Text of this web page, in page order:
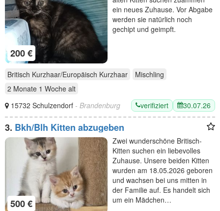
200 €
ein neues Zuhause. Vor Abgabe
werden sie natürlich noch
gechipt und geimpft.
Britisch Kurzhaar/Europäisch Kurzhaar
Mischling
2 Monate 1 Woche alt
15732 Schulzendorf - Brandenburg verifiziert 30.07.26
3. Bkh/Blh Kitten abzugeben
500 €
Zwei wunderschöne Britisch-
Kitten suchen ein liebevolles
Zuhause. Unsere beiden Kitten
wurden am 18.05.2026 geboren
und wachsen bei uns mitten in
der Familie auf. Es handelt sich
um ein Mädchen…